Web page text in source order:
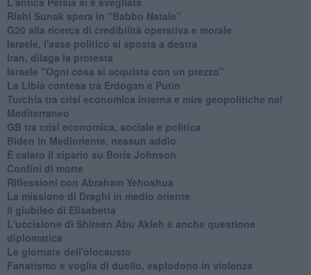
Rishi Sunak spera in “Babbo Natale”
G20 alla ricerca di credibilità operativa e morale
Israele, l'asse politico si sposta a destra
Iran, dilaga la protesta
Israele "Ogni cosa si acquista con un prezzo"
La Libia contesa tra Erdogan e Putin
Turchia tra crisi economica interna e mire geopolitiche nel
Mediterraneo
GB tra crisi economica, sociale e politica
Biden in Medioriente, nessun addio
È calato il sipario su Boris Johnson
Confini di morte
Riflessioni con Abraham Yehoshua
La missione di Draghi in medio oriente
Il giubileo di Elisabetta
L'uccisione di Shireen Abu Akleh è anche questione
diplomatica
Le giornate dell'olocausto
Fanatismo e voglia di duello, esplodono in violenza